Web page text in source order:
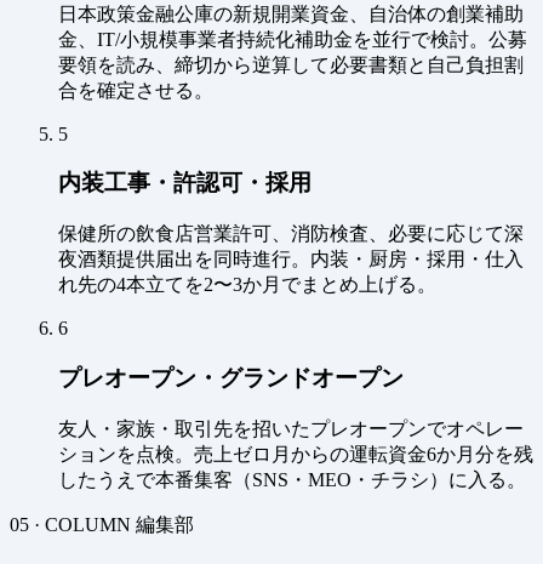
日本政策金融公庫の新規開業資金、自治体の創業補助
金、IT/小規模事業者持続化補助金を並行で検討。公募
要領を読み、締切から逆算して必要書類と自己負担割
合を確定させる。
5
内装工事・許認可・採用
保健所の飲食店営業許可、消防検査、必要に応じて深
夜酒類提供届出を同時進行。内装・厨房・採用・仕入
れ先の4本立てを2〜3か月でまとめ上げる。
6
プレオープン・グランドオープン
友人・家族・取引先を招いたプレオープンでオペレー
ションを点検。売上ゼロ月からの運転資金6か月分を残
したうえで本番集客（SNS・MEO・チラシ）に入る。
05 · COLUMN 編集部